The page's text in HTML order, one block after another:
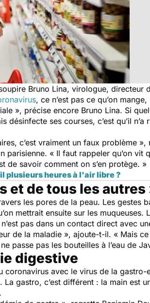
Bruno Lina, virologue, directeur
, ce n’est pas ce qu’on
», précise encore Bruno Lina. Si
désinfecte ses courses, c’est qu’il
c’est vraiment un faux problème
parisienne. « Il faut rappeler qu’on vit
de savoir comment on s’en protège. »
plusieurs heures à l'air libre ?
et de tous les autres
les pores de la peau. Les gestes
mettrait ensuite sur les muqueuses.
pas dans un contact direct avec
de la maladie », ajoute-t-il. « Mais
passe pas les bouteilles à l’eau de
digestive
coronavirus avec le virus de la
gastro, c’est différent : la main est